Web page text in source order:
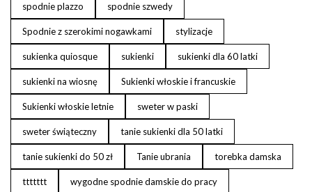
spodnie plazzo spodnie szwedy
Spodnie z szerokimi nogawkami stylizacje
sukienka quiosque sukienki sukienki dla 60 latki
sukienki na wiosnę Sukienki włoskie i francuskie
Sukienki włoskie letnie sweter w paski
sweter świąteczny tanie sukienki dla 50 latki
tanie sukienki do 50 zł Tanie ubrania torebka damska
ttttttt wygodne spodnie damskie do pracy